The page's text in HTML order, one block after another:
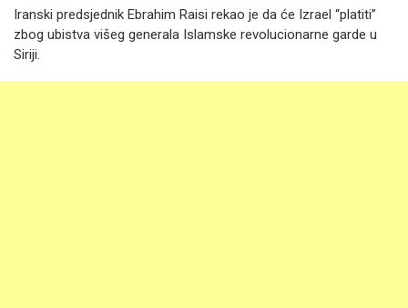
Iranski predsjednik Ebrahim Raisi rekao je da će Izrael “platiti”
zbog ubistva višeg generala Islamske revolucionarne garde u
Siriji.